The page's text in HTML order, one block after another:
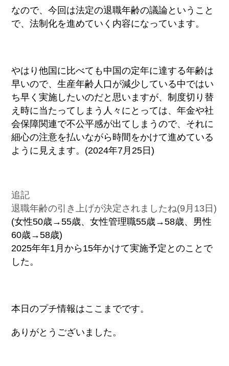
なので、今回は法定の退職年齢の議論ということ
で、法制化を進めていく内容になっています。
やはり他国に比べても中国の定年に達する年齢は
早いので、生産年齢人口が減少している中ではい
ち早く実施したいのだと思いますが、制度切り替
え時に当たってしまう人々にとっては、年金や社
会保障関連で不公平感が出てしまうので、それに
細心の注意を払いながら時間をかけて進めている
ように見えます。(2024年7月25日)
追記
退職年齢の引き上げが決定されましたね(9月13日)
(女性50歳→55歳、女性管理職55歳→58歳、男性
60歳→58歳)
2025年年1月から15年かけて実施予定とのことで
した。
本日のプチ情報はここまでです。
ありがとうございました。